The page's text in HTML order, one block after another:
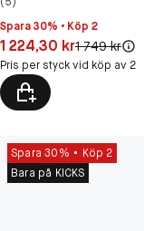
Spara 30% • Köp 2
Pris: 1 224,30 kr
1 224,30 krOriginal pris:
1 749 kr
Pris per styck vid köp av 2
Spara 30%
Köp 2
Bara på KICKS